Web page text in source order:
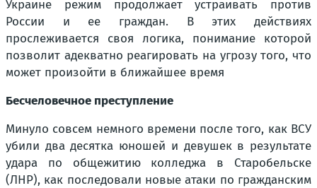
Украине режим продолжает устраивать против
России и ее граждан. В этих действиях
прослеживается своя логика, понимание которой
позволит адекватно реагировать на угрозу того, что
может произойти в ближайшее время
Бесчеловечное преступление
Минуло совсем немного времени после того, как ВСУ
убили два десятка юношей и девушек в результате
удара по общежитию колледжа в Старобельске
(ЛНР), как последовали новые атаки по гражданским